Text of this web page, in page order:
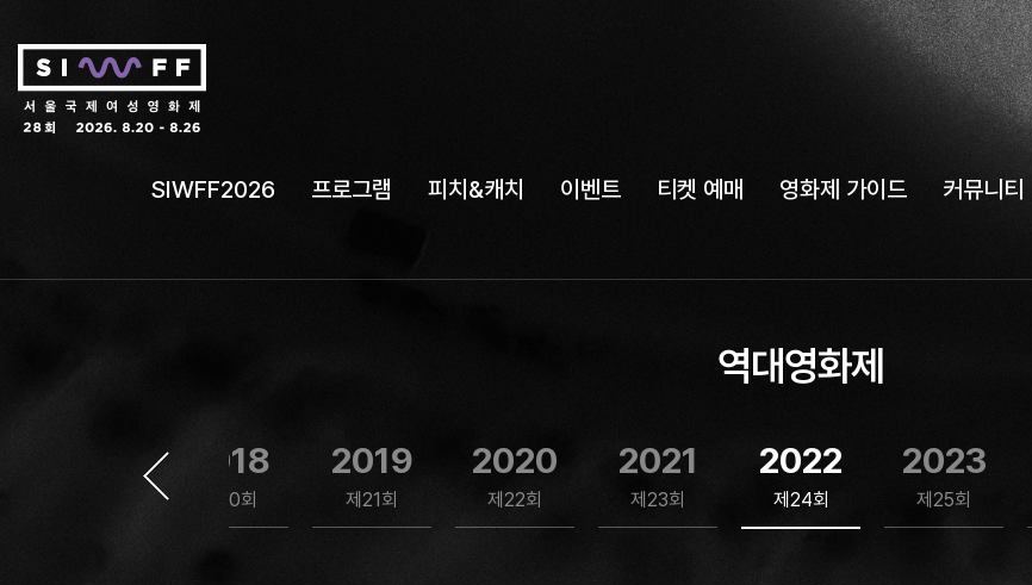
SIWFF2026 프로그램 피치&캐치 이벤트 티켓 예매 영화제 가이드 커뮤니티
역대영화제
2018
제20회
2019
제21회
2020
제22회
2021
제23회
2022
제24회
2023
제25회